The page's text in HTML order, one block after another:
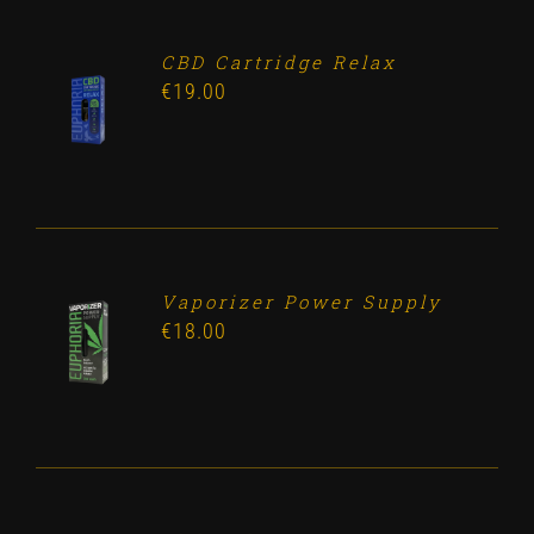
ADD TO
CART
/
DETALLES
CBD Cartridge Relax
€19.00
ADD TO
CART
/
DETALLES
Vaporizer Power Supply
€18.00